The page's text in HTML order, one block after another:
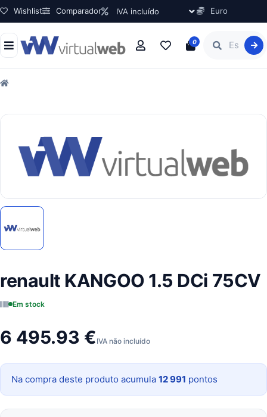
Wishlist Comparador Euro
0
renault KANGOO 1.5 DCi 75CV
Em stock
6 495.93 € IVA não incluído
Na compra deste produto acumula 12 991 pontos